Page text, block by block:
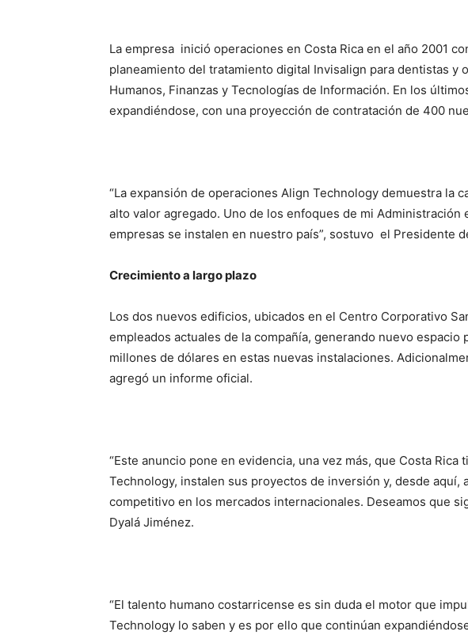
La empresa inició operaciones en Costa Rica en el año 2001
planeamiento del tratamiento digital Invisalign para dentistas
Humanos, Finanzas y Tecnologías de Información. En los
expandiéndose, con una proyección de contratación de 400
“La expansión de operaciones Align Technology demuestra
alto valor agregado. Uno de los enfoques de mi
empresas se instalen en nuestro país”, sostuvo el Presidente
Crecimiento a largo plazo
Los dos nuevos edificios, ubicados en el Centro Corporativo
empleados actuales de la compañía, generando nuevo
millones de dólares en estas nuevas instalaciones.
agregó un informe oficial.
“Este anuncio pone en evidencia, una vez más, que Costa
Technology, instalen sus proyectos de inversión y, desde
competitivo en los mercados internacionales. Deseamos que
Dyalá Jiménez.
“El talento humano costarricense es sin duda el motor que
Technology lo saben y es por ello que continúan